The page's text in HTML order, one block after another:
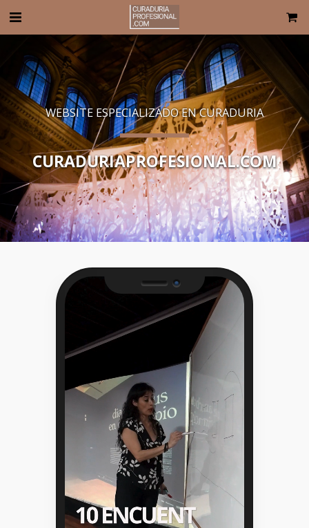
WEBSITE ESPECIALIZADO EN CURADURIA
CURADURIAPROFESIONAL.COM
SpeakerCamera